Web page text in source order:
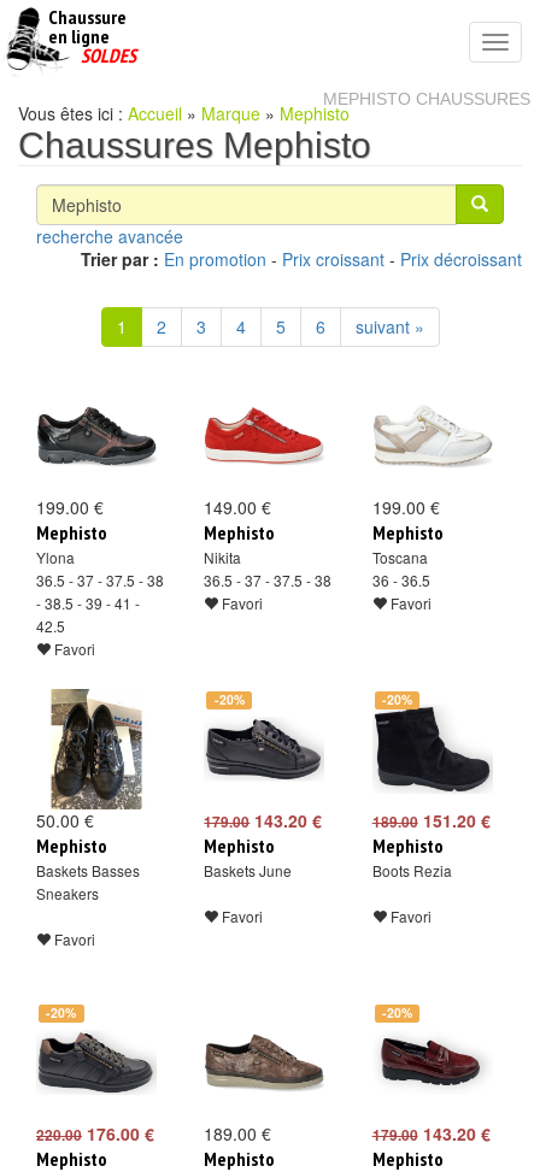
Chaussure
en ligne
pas
SOLDES
MEPHISTO CHAUSSURES
Vous êtes ici : Accueil » Marque » Mephisto
Chaussures Mephisto
recherche avancée
Trier par : En promotion - Prix croissant - Prix décroissant
1 2 3 4 5 6 suivant »
199.00 €
Mephisto
Ylona
36.5 - 37 - 37.5 - 38
- 38.5 - 39 - 41 -
42.5
Favori
149.00 €
Mephisto
Nikita
36.5 - 37 - 37.5 - 38
Favori
199.00 €
Mephisto
Toscana
36 - 36.5
Favori
50.00 €
Mephisto
Baskets Basses
Sneakers
Favori
-20%
179.00143.20 €
Mephisto
Baskets June
Favori
-20%
189.00151.20 €
Mephisto
Boots Rezia
Favori
-20%
220.00 176.00 €
Mephisto
189.00 €
Mephisto
-20%
179.00143.20 €
Mephisto